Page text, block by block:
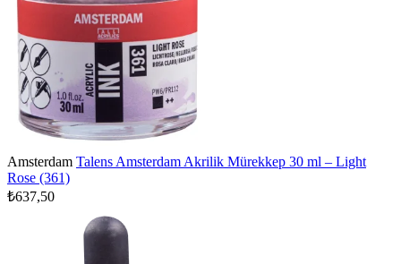
Amsterdam Talens Amsterdam Akrilik Mürekkep 30 ml – Light
Rose (361)
₺637,50